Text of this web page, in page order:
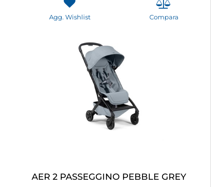
Agg. Wishlist Compara
AER 2 PASSEGGINO PEBBLE GREY